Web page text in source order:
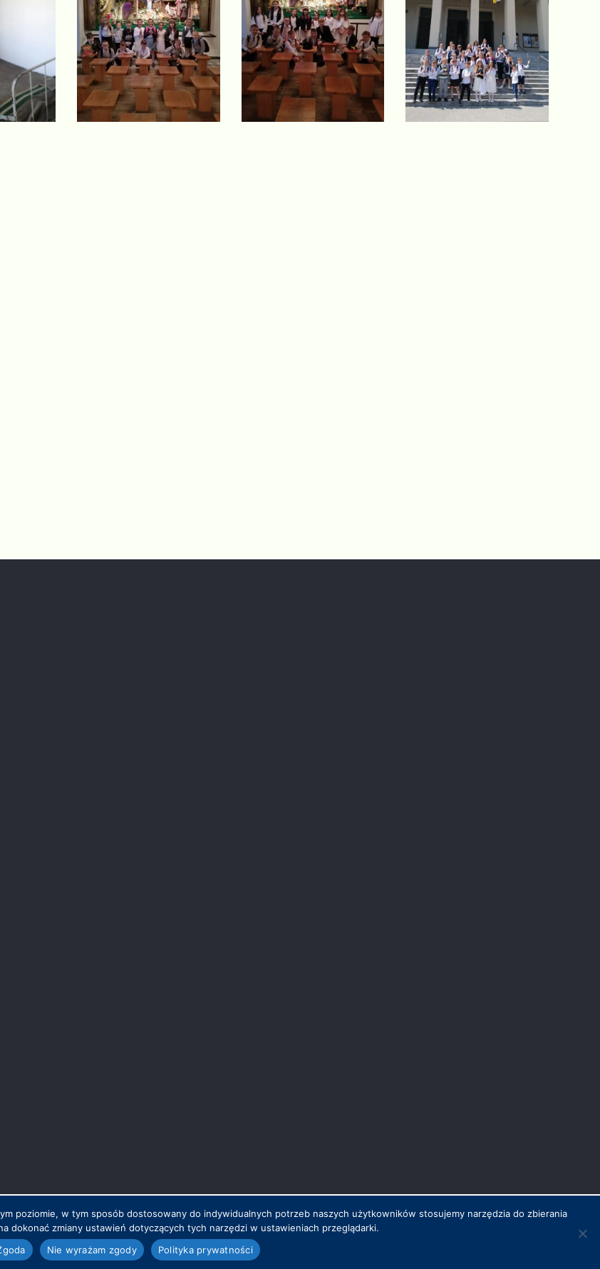
poziomie, w tym sposób dostosowany do indywidualnych potrzeb naszych użytkowników stosujemy narzędzia do zbierania
dokonać zmiany ustawień dotyczących tych narzędzi w ustawieniach przeglądarki.
Nie wyrażam zgody Polityka prywatności